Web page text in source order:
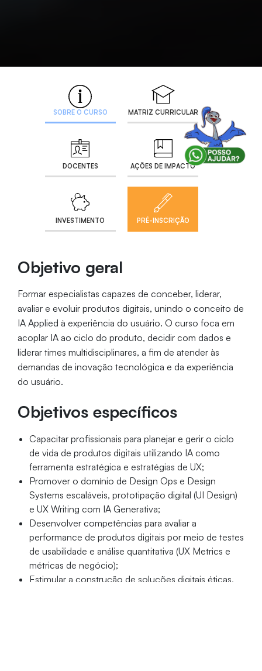
SOBRE O CURSO MATRIZ CURRICULAR
DOCENTES AÇÕES DE IMPACTO
INVESTIMENTO PRÉ-INSCRIÇÃO
Objetivo geral
Formar especialistas capazes de conceber, liderar,
avaliar e evoluir produtos digitais, unindo o conceito de
IA Applied à experiência do usuário. O curso foca em
acoplar IA ao ciclo do produto, decidir com dados e
liderar times multidisciplinares, a fim de atender às
demandas de inovação tecnológica e da experiência
do usuário.
Objetivos específicos
Capacitar profissionais para planejar e gerir o ciclo
de vida de produtos digitais utilizando IA como
ferramenta estratégica e estratégias de UX;
Promover o domínio de Design Ops e Design
Systems escaláveis, prototipação digital (UI Design)
e UX Writing com IA Generativa;
Desenvolver competências para avaliar a
performance de produtos digitais por meio de testes
de usabilidade e análise quantitativa (UX Metrics e
métricas de negócio);
Estimular a construção de soluções digitais éticas,